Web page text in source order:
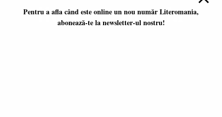
Pentru a afla când este online un nou număr Literomania,
abonează-te la newsletter-ul nostru!